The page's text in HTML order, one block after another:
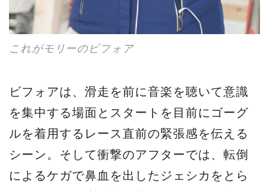
これがモリーのビフォア
ビフォアは、滑走を前に音楽を聴いて意識
を集中する場面とスタートを目前にゴーグ
ルを着用するレース直前の緊張感を伝える
シーン。そして衝撃のアフターでは、転倒
によるケガで鼻血を出したジェシカをとら